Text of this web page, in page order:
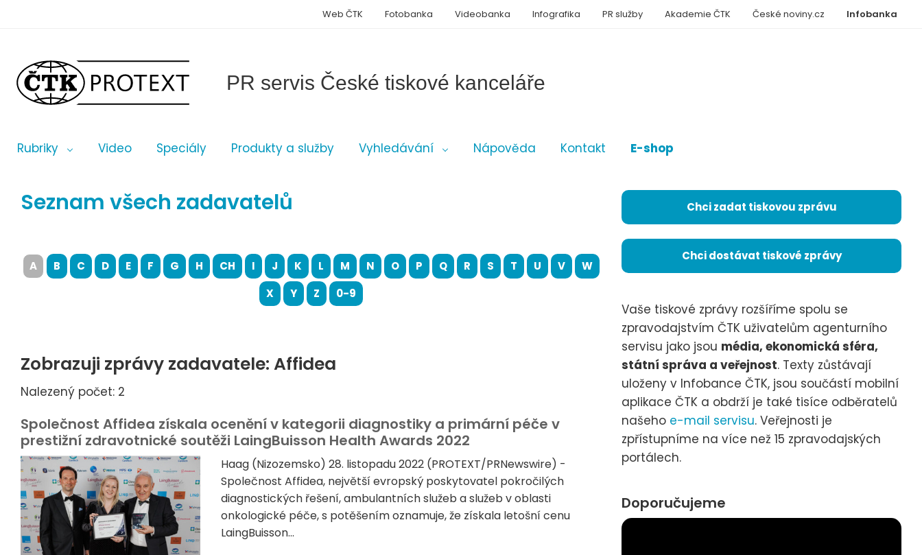
PR servis České tiskové kanceláře
Rubriky Video Speciály Produkty a služby Vyhledávání Nápověda Kontakt E-shop
Infobanka
Web ČTK Fotobanka Videobanka Infografika PR služby Akademie ČTK České noviny.cz
Seznam všech zadavatelů
A B C D E F G H CH I J K L M N O P Q R S T U V
W
X
Y Z 0-9
Zobrazuji zprávy zadavatele: Affidea
Nalezený počet: 2
Společnost Affidea získala ocenění v kategorii diagnostiky a primární péče v
prestižní zdravotnické soutěži LaingBuisson Health Awards 2022
Haag (Nizozemsko) 28. listopadu 2022 (PROTEXT/PRNewswire) -
Společnost Affidea, největší evropský poskytovatel pokročilých
diagnostických řešení, ambulantních služeb a služeb v oblasti
onkologické péče, s potěšením oznamuje, že získala letošní cenu
LaingBuisson...
Chci zadat tiskovou zprávu
Chci dostávat tiskové zprávy
Vaše tiskové zprávy rozšíříme spolu se
zpravodajstvím ČTK uživatelům agenturního
servisu jako jsou média, ekonomická sféra,
státní správa a veřejnost. Texty zůstávají
uloženy v Infobance ČTK, jsou součástí mobilní
aplikace ČTK a obdrží je také tisíce odběratelů
našeho e-mail servisu. Veřejnosti je
zpřístupníme na více než 15 zpravodajských
portálech.
Doporučujeme